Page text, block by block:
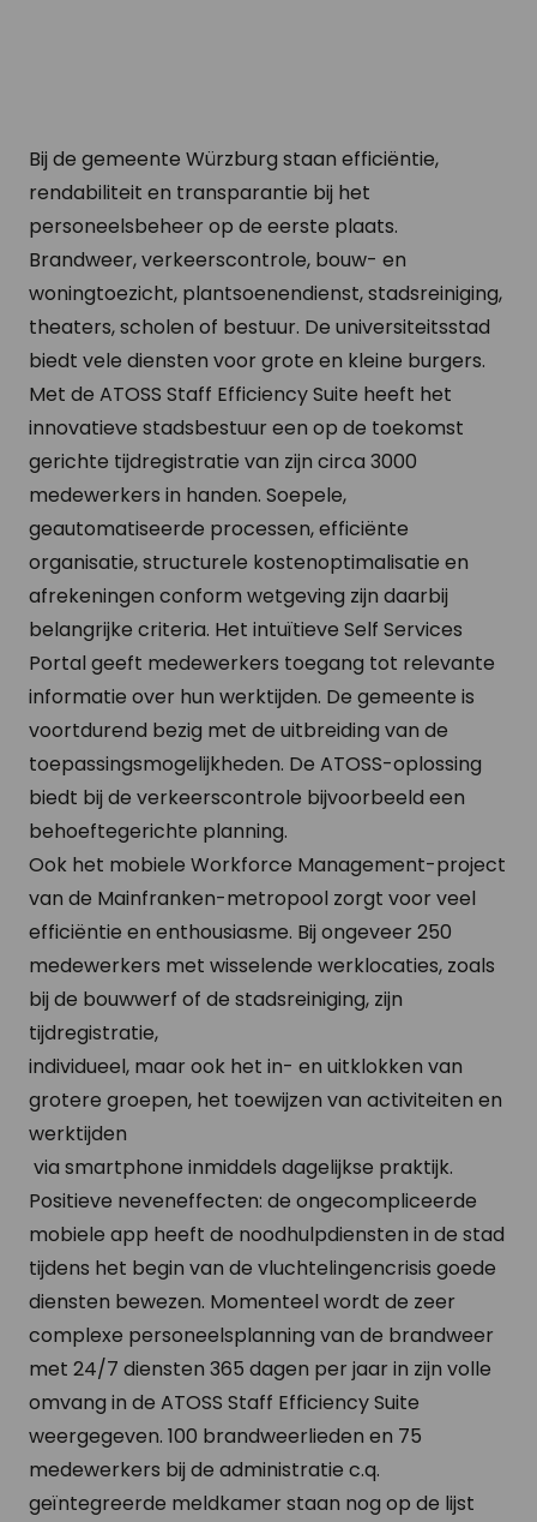
Bij de gemeente Würzburg staan efficiëntie,
rendabiliteit en transparantie bij het
personeelsbeheer op de eerste plaats.
Brandweer, verkeerscontrole, bouw- en
woningtoezicht, plantsoenendienst, stadsreiniging,
theaters, scholen of bestuur. De universiteitsstad
biedt vele diensten voor grote en kleine burgers.
Met de ATOSS Staff Efficiency Suite heeft het
innovatieve stadsbestuur een op de toekomst
gerichte tijdregistratie van zijn circa 3000
medewerkers in handen. Soepele,
geautomatiseerde processen, efficiënte
organisatie, structurele kostenoptimalisatie en
afrekeningen conform wetgeving zijn daarbij
belangrijke criteria. Het intuïtieve Self Services
Portal geeft medewerkers toegang tot relevante
informatie over hun werktijden. De gemeente is
voortdurend bezig met de uitbreiding van de
toepassingsmogelijkheden. De ATOSS-oplossing
biedt bij de verkeerscontrole bijvoorbeeld een
behoeftegerichte planning.
Ook het mobiele Workforce Management-project
van de Mainfranken-metropool zorgt voor veel
efficiëntie en enthousiasme. Bij ongeveer 250
medewerkers met wisselende werklocaties, zoals
bij de bouwwerf of de stadsreiniging, zijn
tijdregistratie,
individueel, maar ook het in- en uitklokken van
grotere groepen, het toewijzen van activiteiten en
werktijden
via smartphone inmiddels dagelijkse praktijk.
Positieve neveneffecten: de ongecompliceerde
mobiele app heeft de noodhulpdiensten in de stad
tijdens het begin van de vluchtelingencrisis goede
diensten bewezen. Momenteel wordt de zeer
complexe personeelsplanning van de brandweer
met 24/7 diensten 365 dagen per jaar in zijn volle
omvang in de ATOSS Staff Efficiency Suite
weergegeven. 100 brandweerlieden en 75
medewerkers bij de administratie c.q.
geïntegreerde meldkamer staan nog op de lijst